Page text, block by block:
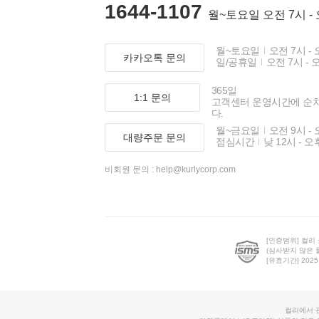
1644-1107 월~토요일 오전 7시 -
카카오톡 문의
월~토요일
오전 7시 -
일/공휴일
오전 7시 -
1:1 문의
365일
고객센터 운영시간에 순
다.
대량주문 문의
월~금요일
오전 9시 -
점심시간
낮 12시 - 오
비회원 문의 : help@kurlycorp.com
[인증범위] 컬리
(심사받지 않은
[유효기간]
컬리에서